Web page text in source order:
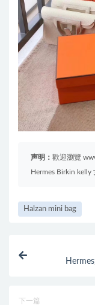
声明： 歡迎瀏覽
Hermes Birkin kelly
Halzan mini bag
下一篇